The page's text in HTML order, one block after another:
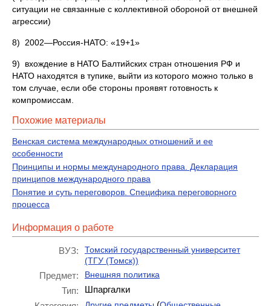
ситуации не связанные с коллективной обороной от внешней
агрессии)
8) 2002—Россия-НАТО: «19+1»
9) вхождение в НАТО Балтийских стран отношения РФ и
НАТО находятся в тупике, выйти из которого можно только в
том случае, если обе стороны проявят готовность к
компромиссам.
Похожие материалы
Венская система международных отношений и ее
особенности
Принципы и нормы международного права. Декларация
принципов международного права
Понятие и суть переговоров. Специфика переговорного
процесса
Информация о работе
ВУЗ:
Томский государственный университет
(ТГУ (Томск))
Предмет: Внешняя политика
Тип:
Шпаргалки